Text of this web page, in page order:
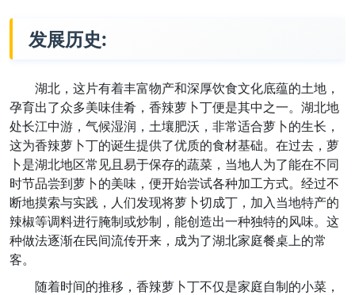
发展历史:
湖北，这片有着丰富物产和深厚饮食文化底蕴的土地，
孕育出了众多美味佳肴，香辣萝卜丁便是其中之一。湖北地
处长江中游，气候湿润，土壤肥沃，非常适合萝卜的生长，
这为香辣萝卜丁的诞生提供了优质的食材基础。在过去，萝
卜是湖北地区常见且易于保存的蔬菜，当地人为了能在不同
时节品尝到萝卜的美味，便开始尝试各种加工方式。经过不
断地摸索与实践，人们发现将萝卜切成丁，加入当地特产的
辣椒等调料进行腌制或炒制，能创造出一种独特的风味。这
种做法逐渐在民间流传开来，成为了湖北家庭餐桌上的常
客。
随着时间的推移，香辣萝卜丁不仅是家庭自制的小菜，